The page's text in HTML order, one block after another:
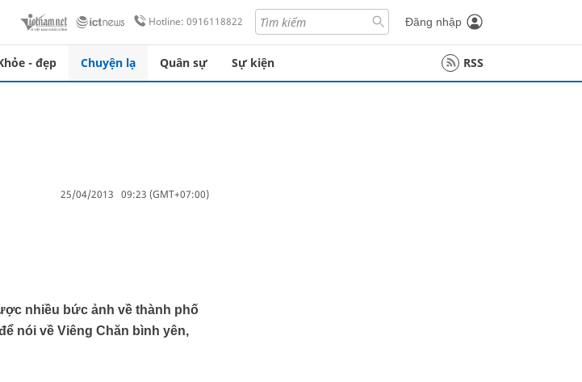
Hotline: 0916118822 Đăng nhập
- đẹp Chuyện lạ Quân sự Sự kiện RSS
25/04/2013 09:23 (GMT+07:00)
nhiều bức ảnh về thành phố
nói về Viêng Chăn bình yên,